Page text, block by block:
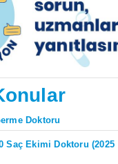
Doktoru
Saç Ekimi Doktoru (2025